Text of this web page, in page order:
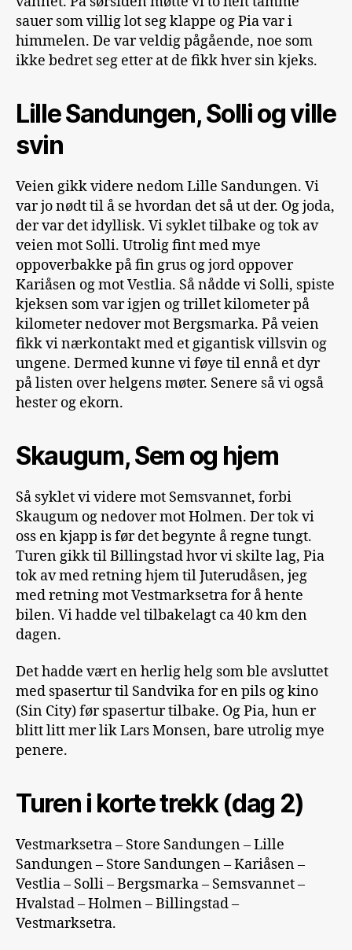
sauer som villig lot seg klappe og Pia var i
himmelen. De var veldig pågående, noe som
ikke bedret seg etter at de fikk hver sin kjeks.
Lille Sandungen, Solli og ville
svin
Veien gikk videre nedom Lille Sandungen. Vi
var jo nødt til å se hvordan det så ut der. Og joda,
der var det idyllisk. Vi syklet tilbake og tok av
veien mot Solli. Utrolig fint med mye
oppoverbakke på fin grus og jord oppover
Kariåsen og mot Vestlia. Så nådde vi Solli, spiste
kjeksen som var igjen og trillet kilometer på
kilometer nedover mot Bergsmarka. På veien
fikk vi nærkontakt med et gigantisk villsvin og
ungene. Dermed kunne vi føye til ennå et dyr
på listen over helgens møter. Senere så vi også
hester og ekorn.
Skaugum, Sem og hjem
Så syklet vi videre mot Semsvannet, forbi
Skaugum og nedover mot Holmen. Der tok vi
oss en kjapp is før det begynte å regne tungt.
Turen gikk til Billingstad hvor vi skilte lag, Pia
tok av med retning hjem til Juterudåsen, jeg
med retning mot Vestmarksetra for å hente
bilen. Vi hadde vel tilbakelagt ca 40 km den
dagen.
Det hadde vært en herlig helg som ble avsluttet
med spasertur til Sandvika for en pils og kino
(Sin City) før spasertur tilbake. Og Pia, hun er
blitt litt mer lik Lars Monsen, bare utrolig mye
penere.
Turen i korte trekk (dag 2)
Vestmarksetra – Store Sandungen – Lille
Sandungen – Store Sandungen – Kariåsen –
Vestlia – Solli – Bergsmarka – Semsvannet –
Hvalstad – Holmen – Billingstad –
Vestmarksetra.